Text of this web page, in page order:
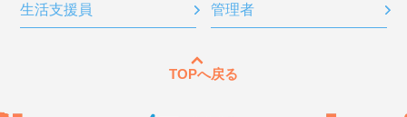
生活支援員 管理者
TOPへ戻る